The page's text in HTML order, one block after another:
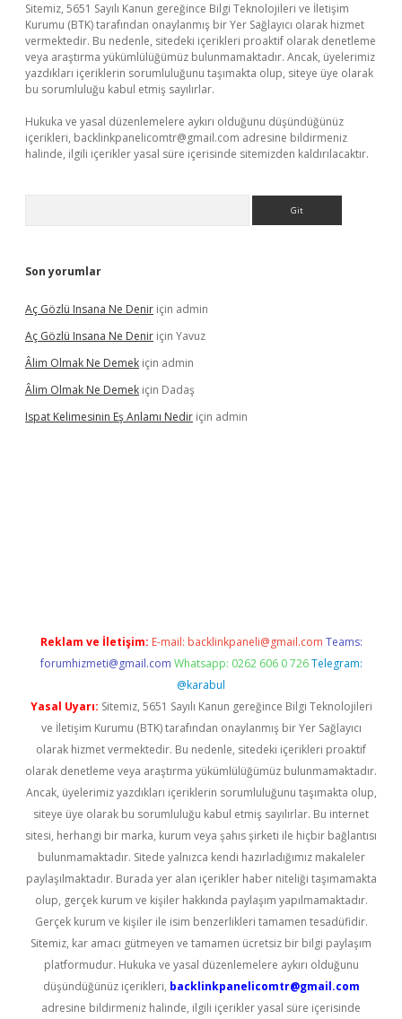
Sitemiz, 5651 Sayılı Kanun gereğince Bilgi Teknolojileri ve İletişim
Kurumu (BTK) tarafından onaylanmış bir Yer Sağlayıcı olarak hizmet
vermektedir. Bu nedenle, sitedeki içerikleri proaktif olarak denetleme
veya araştırma yükümlülüğümüz bulunmamaktadır. Ancak, üyelerimiz
yazdıkları içeriklerin sorumluluğunu taşımakta olup, siteye üye olarak
bu sorumluluğu kabul etmiş sayılırlar.
Hukuka ve yasal düzenlemelere aykırı olduğunu düşündüğünüz
içerikleri, backlinkpanelicomtr@gmail.com adresine bildirmeniz
halinde, ilgili içerikler yasal süre içerisinde sitemizden kaldırılacaktır.
Son yorumlar
Aç Gözlü Insana Ne Denir için admin
Aç Gözlü Insana Ne Denir için Yavuz
Âlim Olmak Ne Demek için admin
Âlim Olmak Ne Demek için Dadaş
Ispat Kelimesinin Eş Anlamı Nedir için admin
Reklam ve İletişim: E-mail: backlinkpaneli@gmail.com Teams:
forumhizmeti@gmail.com Whatsapp: 0262 606 0 726 Telegram:
@karabul
Yasal Uyarı: Sitemiz, 5651 Sayılı Kanun gereğince Bilgi Teknolojileri
ve İletişim Kurumu (BTK) tarafından onaylanmış bir Yer Sağlayıcı
olarak hizmet vermektedir. Bu nedenle, sitedeki içerikleri proaktif
olarak denetleme veya araştırma yükümlülüğümüz bulunmamaktadır.
Ancak, üyelerimiz yazdıkları içeriklerin sorumluluğunu taşımakta olup,
siteye üye olarak bu sorumluluğu kabul etmiş sayılırlar. Bu internet
sitesi, herhangi bir marka, kurum veya şahıs şirketi ile hiçbir bağlantısı
bulunmamaktadır. Sitede yalnızca kendi hazırladığımız makaleler
paylaşılmaktadır. Burada yer alan içerikler haber niteliği taşımamakta
olup, gerçek kurum ve kişiler hakkında paylaşım yapılmamaktadır.
Gerçek kurum ve kişiler ile isim benzerlikleri tamamen tesadüfidir.
Sitemiz, kar amacı gütmeyen ve tamamen ücretsiz bir bilgi paylaşım
platformudur. Hukuka ve yasal düzenlemelere aykırı olduğunu
düşündüğünüz içerikleri, backlinkpanelicomtr@gmail.com
adresine bildirmeniz halinde, ilgili içerikler yasal süre içerisinde